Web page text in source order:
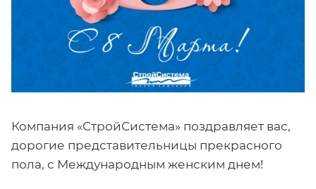
Компания «СтройСистема» поздравляет вас,
дорогие представительницы прекрасного
пола, с Международным женским днем!